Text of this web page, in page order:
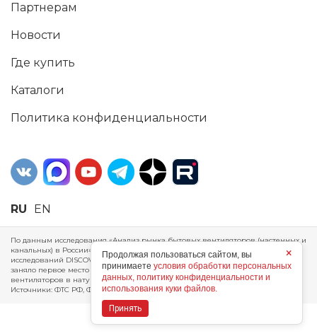
Партнерам
Новости
Где купить
Каталоги
Политика конфиденциальности
RU EN
По данным исследования «Анализ рынка бытовых вентиляторов (настенных и
канальных) в России», проведенного Агентством маркетинговых
исследований DISCOVERY RESEARCH Group, 2025 г. ERA Group (ООО «ЭРА»)
заняло первое место по производству, объему продаж и экспорту бытовых
вентиляторов в натуральном и стоимостном выражении за 2024 год.
Источники: ФТС РФ, ФСГС РФ, исследования DISCOVERY RESEARCH Group.
×
Продолжая пользоваться сайтом, вы
принимаете условия обработки персональных
данных, политику конфиденциальности и
использования куки файлов.
Принять